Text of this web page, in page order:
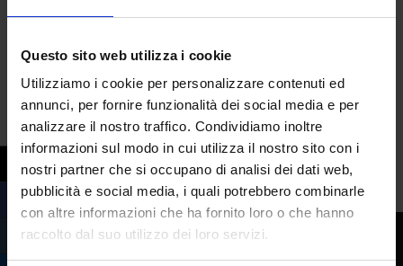
Questo sito web utilizza i cookie
Utilizziamo i cookie per personalizzare contenuti ed
annunci, per fornire funzionalità dei social media e per
analizzare il nostro traffico. Condividiamo inoltre
informazioni sul modo in cui utilizza il nostro sito con i
nostri partner che si occupano di analisi dei dati web,
pubblicità e social media, i quali potrebbero combinarle
con altre informazioni che ha fornito loro o che hanno
raccolto dal suo utilizzo dei loro servizi.
È un progetto ambizioso quello lanciato dal
Giuseppe Valditara. Agenda Sud, questo è il
nome del piano, pone al centro il
Mezzogiorno e ha l’obiettivo di “dare una
tematiche che...